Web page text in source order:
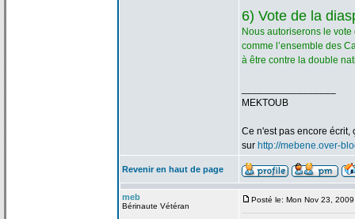
6) Vote de la
Nous autoriserons le vote
comme l’ensemble des
à être contre la double
MEKTOUB
Ce n'est pas encore écrit,
sur http://mebene.over-
Revenir en haut de page
meb
Bérinaute Vétéran
Posté le: Mon Nov 23,